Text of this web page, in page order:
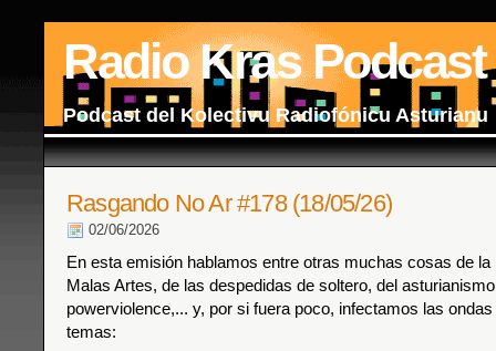
Radio Kras Podcast
Podcast del Kolectivu Radiofónicu Asturianu
Rasgando No Ar #178 (18/05/26)
02/06/2026
En esta emisión hablamos entre otras muchas cosas de la
Malas Artes, de las despedidas de soltero, del
powerviolence,... y, por si fuera poco, infectamos las
temas: